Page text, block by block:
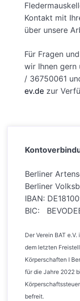
Kontakt mit
über unsere
Für Fragen
wir Ihnen gern
/ 36750061
ev.de zur
Berliner
Berliner
IBAN:
BIC:
Der Verein BAT
dem letzten
Körperschaften I
für die Jahre 2022
befreit.